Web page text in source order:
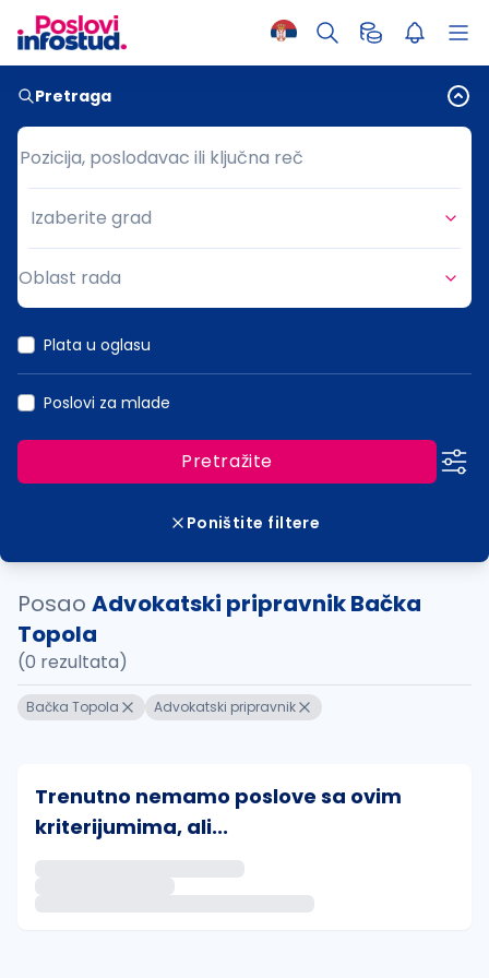
Pretraga
Pozicija, poslodavac ili ključna reč
Pozicija, poslodavac ili ključna reč
Grad
Izaberite grad
Oblast rada
Plata u oglasu
Poslovi za mlade
Pretražite
Poništite filtere
Posao Advokatski pripravnik Bačka
Topola
(0 rezultata)
Bačka Topola Advokatski pripravnik
Trenutno nemamo poslove sa ovim
kriterijumima, ali...